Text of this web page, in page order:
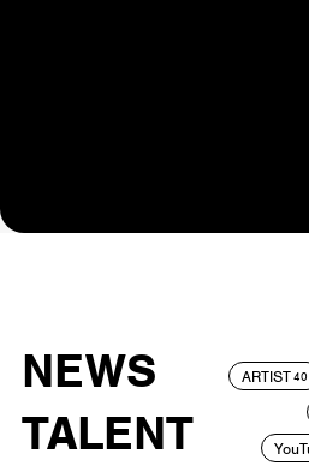
NEWS
TALENT
ARTIST40